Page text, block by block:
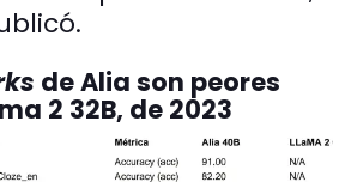
de Alia son peores
2 32B, de 2023